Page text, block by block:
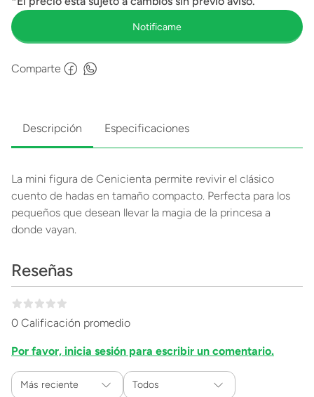
Comparte
Descripción Especificaciones
La mini figura de Cenicienta permite revivir el clásico
cuento de hadas en tamaño compacto. Perfecta para los
pequeños que desean llevar la magia de la princesa a
donde vayan.
Reseñas
0 Calificación promedio
Por favor, inicia sesión para escribir un comentario.
Más reciente Todos